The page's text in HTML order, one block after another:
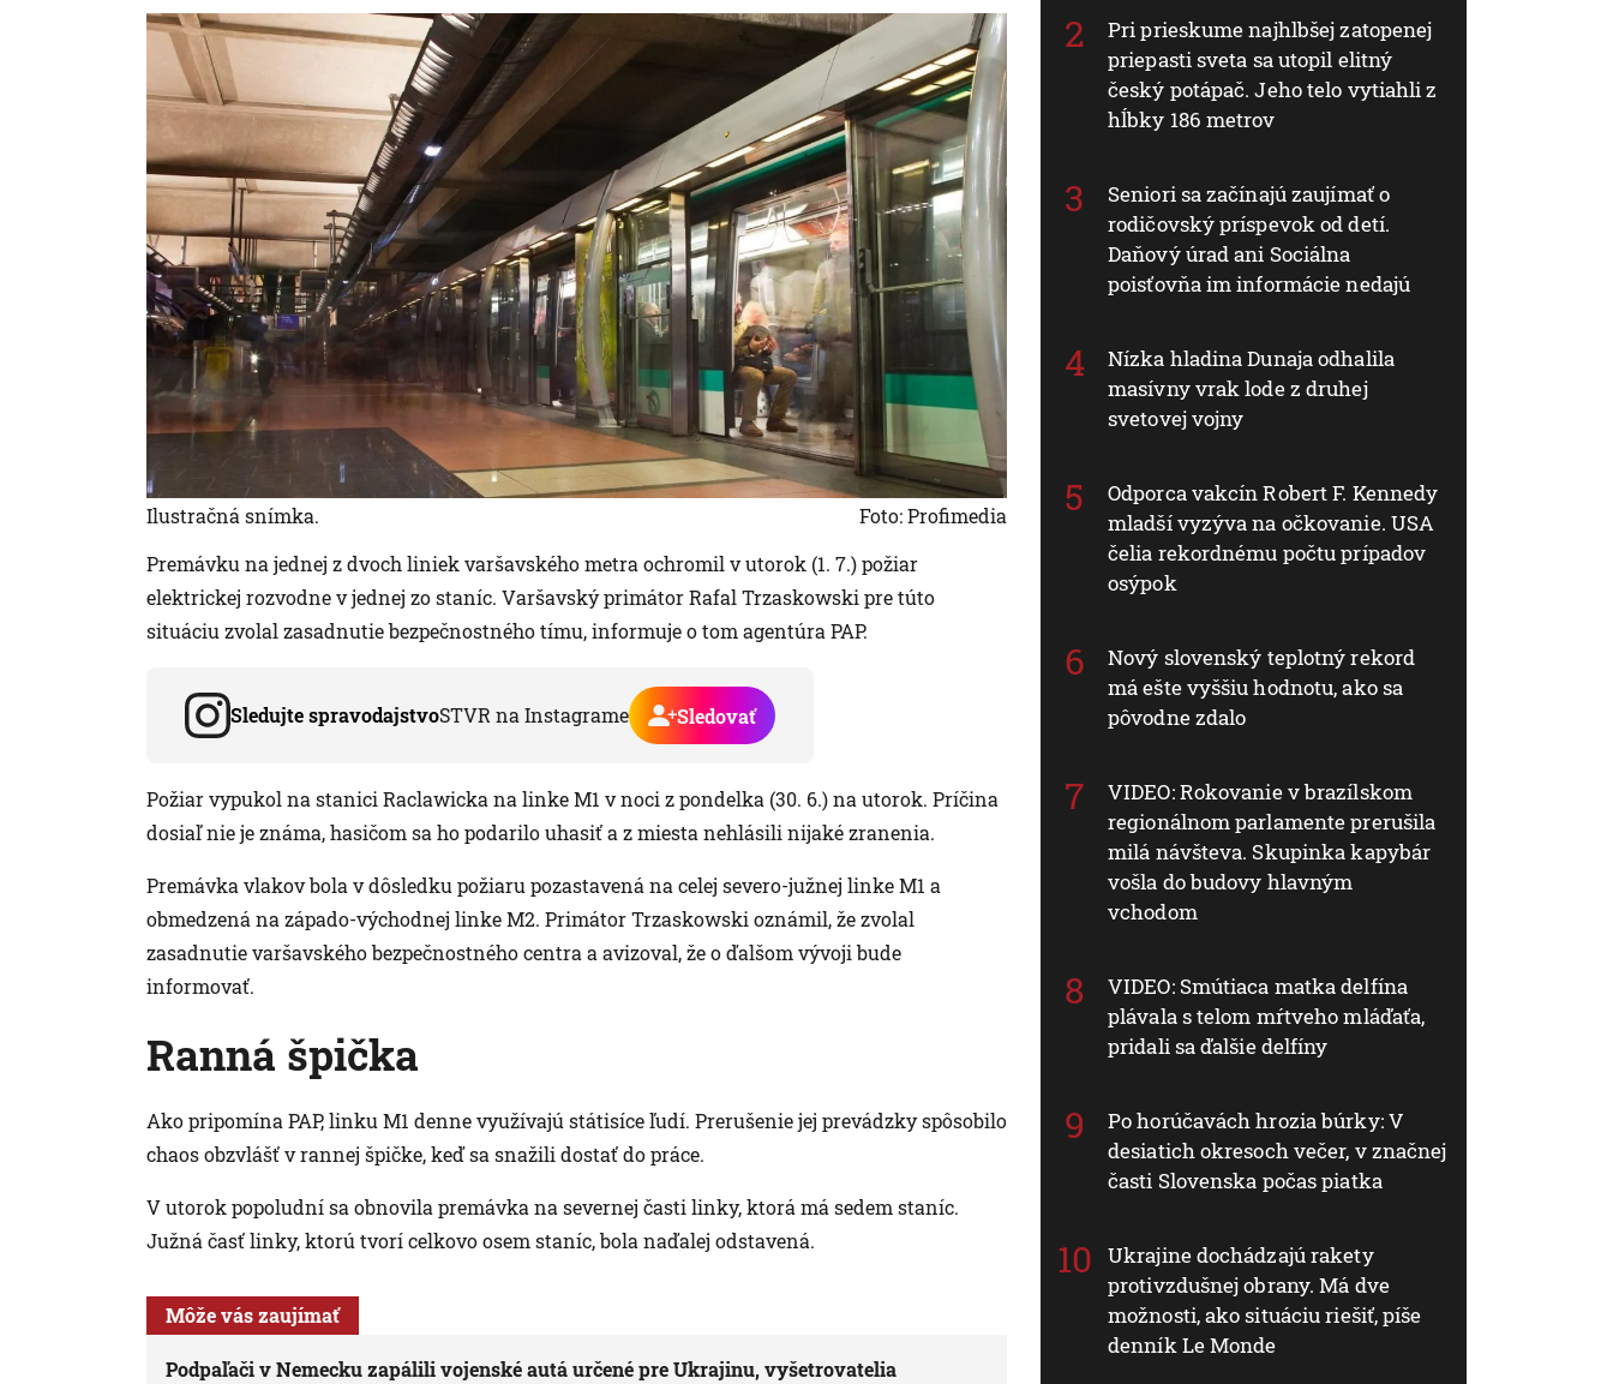
Ilustračná snímka.
Foto: Profimedia
Premávku na jednej z dvoch liniek varšavského metra ochromil v utorok (1. 7.) požiar
elektrickej rozvodne v jednej zo staníc. Varšavský primátor Rafal Trzaskowski pre túto
situáciu zvolal zasadnutie bezpečnostného tímu, informuje o tom agentúra PAP.
Sledujte spravodajstvoSTVR na Instagrame Sledovať
Požiar vypukol na stanici Raclawicka na linke M1 v noci z pondelka (30. 6.) na utorok. Príčina
dosiaľ nie je známa, hasičom sa ho podarilo uhasiť a z miesta nehlásili nijaké zranenia.
Premávka vlakov bola v dôsledku požiaru pozastavená na celej severo-južnej linke M1 a
obmedzená na západo-východnej linke M2. Primátor Trzaskowski oznámil, že zvolal
zasadnutie varšavského bezpečnostného centra a avizoval, že o ďalšom vývoji bude
informovať.
Ranná špička
Ako pripomína PAP, linku M1 denne využívajú státisíce ľudí. Prerušenie jej prevádzky spôsobilo
chaos obzvlášť v rannej špičke, keď sa snažili dostať do práce.
V utorok popoludní sa obnovila premávka na severnej časti linky, ktorá má sedem staníc.
Južná časť linky, ktorú tvorí celkovo osem staníc, bola naďalej odstavená.
Môže vás zaujímať
Podpaľači v Nemecku zapálili vojenské autá určené pre Ukrajinu, vyšetrovatelia
Pri prieskume najhlbšej zatopenej
priepasti sveta sa utopil elitný
český potápač. Jeho telo vytiahli z
hĺbky 186 metrov
Seniori sa začínajú zaujímať o
rodičovský príspevok od detí.
Daňový úrad ani Sociálna
poisťovňa im informácie nedajú
Nízka hladina Dunaja odhalila
masívny vrak lode z druhej
svetovej vojny
Odporca vakcín Robert F. Kennedy
mladší vyzýva na očkovanie. USA
čelia rekordnému počtu prípadov
osýpok
Nový slovenský teplotný rekord
má ešte vyššiu hodnotu, ako sa
pôvodne zdalo
VIDEO: Rokovanie v brazílskom
regionálnom parlamente prerušila
milá návšteva. Skupinka kapybár
vošla do budovy hlavným
vchodom
VIDEO: Smútiaca matka delfína
plávala s telom mŕtveho mláďaťa,
pridali sa ďalšie delfíny
Po horúčavách hrozia búrky: V
desiatich okresoch večer, v značnej
časti Slovenska počas piatka
Ukrajine dochádzajú rakety
protivzdušnej obrany. Má dve
možnosti, ako situáciu riešiť, píše
denník Le Monde